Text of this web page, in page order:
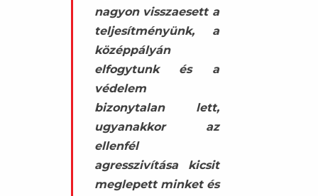
nagyon visszaesett a
teljesítményünk, a
középpályán
elfogytunk és a
védelem
bizonytalan lett,
ugyanakkor az
ellenfél
agresszivítása kicsit
meglepett minket és